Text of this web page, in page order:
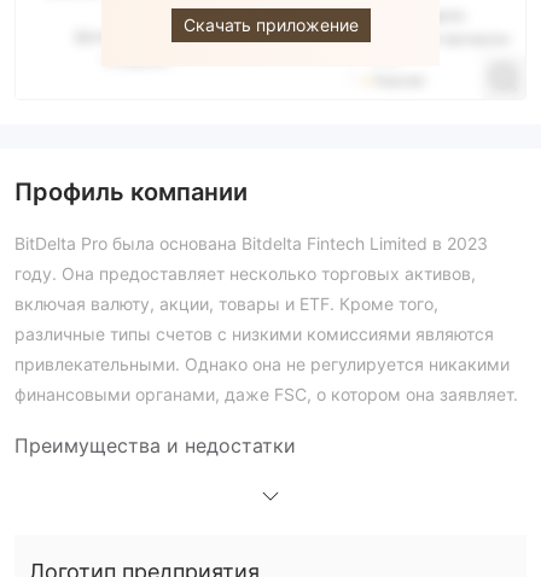
Скачать приложение
Профиль компании
BitDelta Pro была основана Bitdelta Fintech Limited в 2023
году. Она предоставляет несколько торговых активов,
включая валюту, акции, товары и ETF. Кроме того,
различные типы счетов с низкими комиссиями являются
привлекательными. Однако она не регулируется никакими
финансовыми органами, даже FSC, о котором она заявляет.
Преимущества и недостатки
Является ли BitDelta Pro законным?
службой Маврикия (FSC) под лицензией №: GB24202926 в